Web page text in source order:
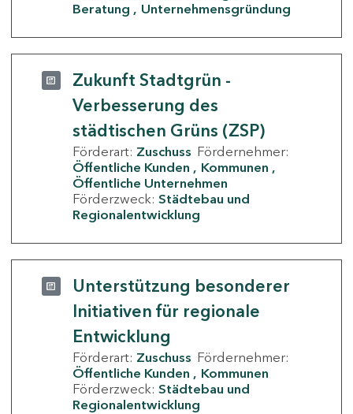
Beratung
Unternehmensgründung
Zukunft Stadtgrün -
Verbesserung des
städtischen Grüns (ZSP)
Förderart: Zuschuss Fördernehmer:
Öffentliche Kunden
Kommunen
Öffentliche Unternehmen
Förderzweck: Städtebau und
Regionalentwicklung
Unterstützung besonderer
Initiativen für regionale
Entwicklung
Förderart: Zuschuss Fördernehmer:
Öffentliche Kunden
Kommunen
Förderzweck: Städtebau und
Regionalentwicklung